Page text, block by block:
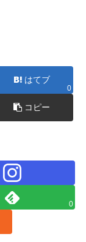
はてブ
0
コピー
0